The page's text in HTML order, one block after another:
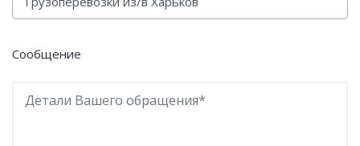
Сообщение